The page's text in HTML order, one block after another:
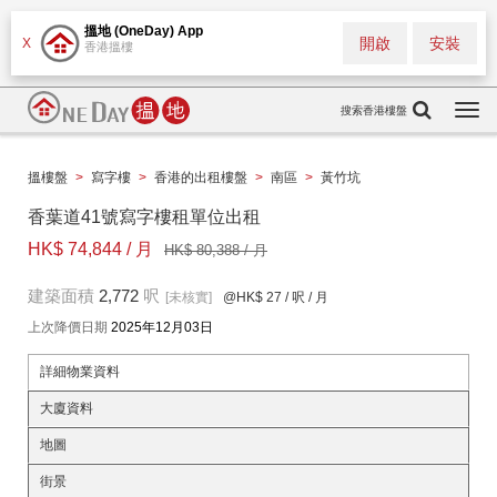
X
搵地 (OneDay) App
香港搵樓 安裝
開啟
搜索香港樓盤
搵樓盤 > 寫字樓 > 香港的出租樓盤 > 南區 > 黃竹坑
香葉道41號寫字樓租單位出租
HK$ 74,844 / 月
HK$ 80,388 / 月
建築面積 2,772 呎 [未核實] @HK$ 27 / 呎 / 月
上次降價日期 2025年12月03日
詳細物業資料
大廈資料
地圖
街景